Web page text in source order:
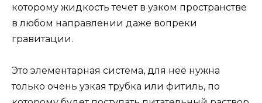
которому жидкость течет в узком пространстве
в любом направлении даже вопреки
гравитации.
Это элементарная система, для неё нужна
только очень узкая трубка или фитиль, по